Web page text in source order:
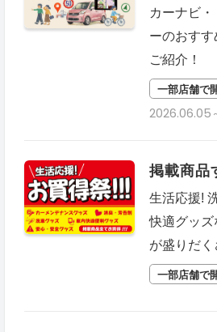
カーナビ
ーのおす
ご紹介！
一部店舗で
2026.06.05
掲載商品
生活応援!
快適グッ
が盛りだく
一部店舗で